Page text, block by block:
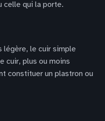
celle qui la porte.
légère, le cuir simple
cuir, plus ou moins
constituer un plastron ou